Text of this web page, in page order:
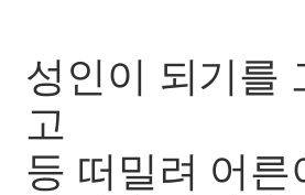
성인이 되기를
고
등 떠밀려 어